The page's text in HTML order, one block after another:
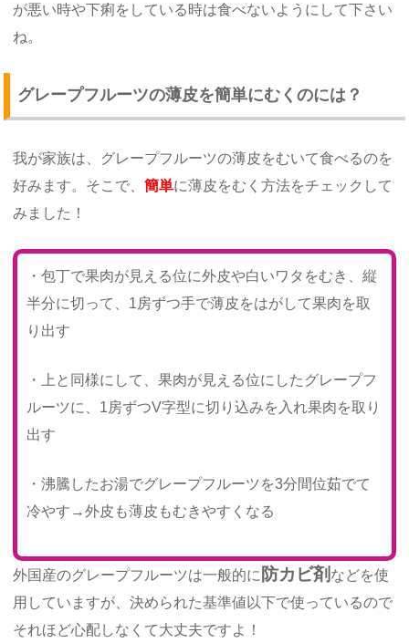
が悪い時や下痢をしている時は食べないようにして下さい
ね。
グレープフルーツの薄皮を簡単にむくのには？
我が家族は、グレープフルーツの薄皮をむいて食べるのを
好みます。そこで、簡単に薄皮をむく方法をチェックして
みました！
・包丁で果肉が見える位に外皮や白いワタをむき、縦
半分に切って、1房ずつ手で薄皮をはがして果肉を取
り出す
・上と同様にして、果肉が見える位にしたグレープフ
ルーツに、1房ずつV字型に切り込みを入れ果肉を取り
出す
・沸騰したお湯でグレープフルーツを3分間位茹でて
冷やす→外皮も薄皮もむきやすくなる
外国産のグレープフルーツは一般的に 防カビ剤 などを使
用していますが、決められた基準値以下で使っているので
それほど心配しなくて大丈夫ですよ！